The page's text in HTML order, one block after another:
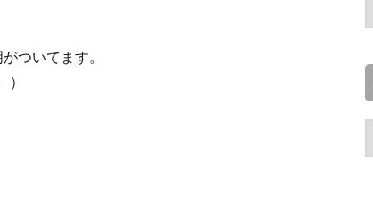
ついてます。